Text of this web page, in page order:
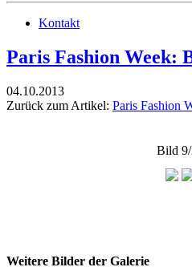
Kontakt
Paris Fashion Week:
04.10.2013
Zurück zum Artikel: Paris Fashion
Bild
Weitere Bilder der Galerie